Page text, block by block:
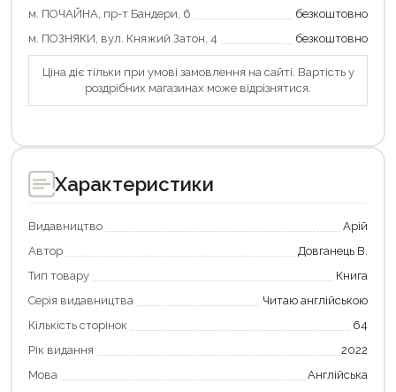
м. ПОЧАЙНА, пр-т Бандери, 6
безкоштовно
м. ПОЗНЯКИ, вул. Княжий Затон, 4
безкоштовно
Ціна діє тільки при умові замовлення на сайті. Вартість у
роздрібних магазинах може відрізнятися.
Характеристики
Видавництво
Арій
Автор
Довганець В.
Тип товару
Книга
Серія видавництва
Читаю англійською
Кількість сторінок
64
Рік видання
2022
Мова
Англійська
Оформити замовлення